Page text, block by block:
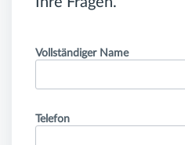
Vollständiger Name
Telefon